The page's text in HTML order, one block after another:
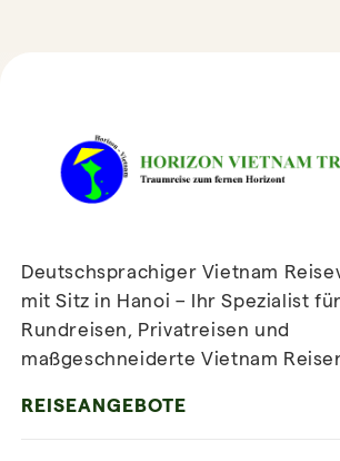
Newsletter
Deutschsprachiger Vietnam
mit Sitz in Hanoi – Ihr Spezialist
Rundreisen, Privatreisen und
maßgeschneiderte Vietnam
REISEANGEBOTE